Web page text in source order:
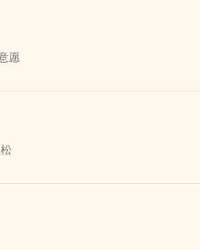
才是这个世界上最绝配的人，我只爱你
双向暗恋和奔赴的故事
愿
修复师。
狗。
的看向了闻年，他知道，他总于可以名